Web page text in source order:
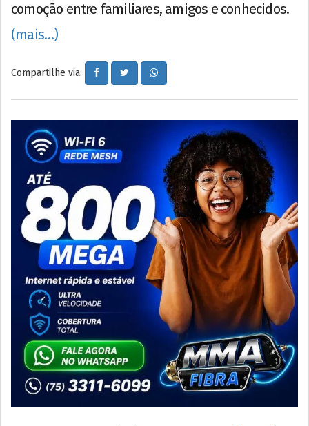
comoção entre familiares, amigos e conhecidos.
(mais…)
Compartilhe via: